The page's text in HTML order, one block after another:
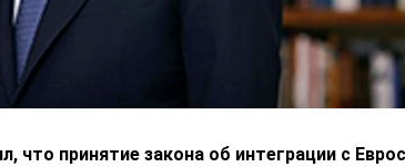
что принятие закона об интеграции с